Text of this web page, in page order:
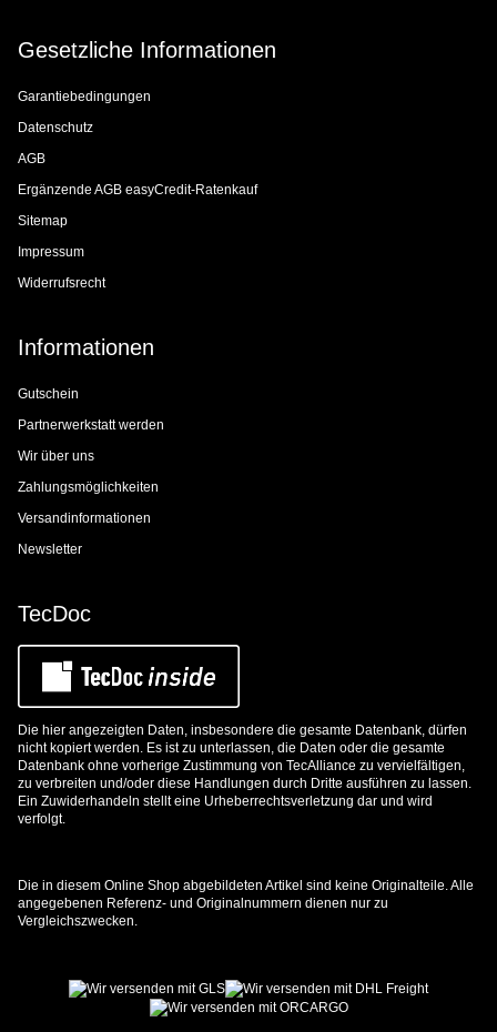
Gesetzliche Informationen
Garantiebedingungen
Datenschutz
AGB
Ergänzende AGB easyCredit-Ratenkauf
Sitemap
Impressum
Widerrufsrecht
Informationen
Gutschein
Partnerwerkstatt werden
Wir über uns
Zahlungsmöglichkeiten
Versandinformationen
Newsletter
TecDoc
Die hier angezeigten Daten, insbesondere die gesamte Datenbank, dürfen
nicht kopiert werden. Es ist zu unterlassen, die Daten oder die gesamte
Datenbank ohne vorherige Zustimmung von TecAlliance zu vervielfältigen,
zu verbreiten und/oder diese Handlungen durch Dritte ausführen zu lassen.
Ein Zuwiderhandeln stellt eine Urheberrechtsverletzung dar und wird
verfolgt.
Die in diesem Online Shop abgebildeten Artikel sind keine Originalteile. Alle
angegebenen Referenz- und Originalnummern dienen nur zu
Vergleichszwecken.